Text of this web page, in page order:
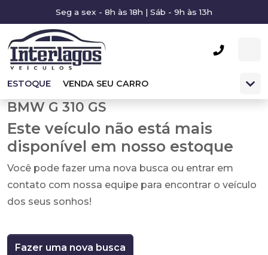
Seg a sex - 8h às 18h | Sáb - 9h às 13h
ESTOQUE VENDA SEU CARRO
BMW G 310 GS
Este veículo não está mais
disponível em nosso estoque
Você pode fazer uma nova busca ou entrar em
contato com nossa equipe para encontrar o veículo
dos seus sonhos!
Fazer uma nova busca